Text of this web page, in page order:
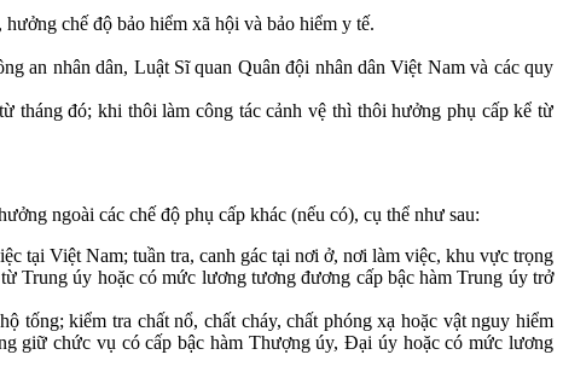
chế độ bảo hiểm xã hội và bảo hiểm y tế.
an nhân dân, Luật Sĩ quan Quân đội nhân dân Việt Nam và các quy
tháng đó; khi thôi làm công tác cảnh vệ thì thôi hưởng phụ cấp kể từ
ngoài các chế độ phụ cấp khác (nếu có), cụ thể như sau:
tại Việt Nam; tuần tra, canh gác tại nơi ở, nơi làm việc, khu vực trọng
Trung úy hoặc có mức lương tương đương cấp bậc hàm Trung úy trở
tống; kiểm tra chất nổ, chất cháy, chất phóng xạ hoặc vật nguy hiểm
giữ chức vụ có cấp bậc hàm Thượng úy, Đại úy hoặc có mức lương